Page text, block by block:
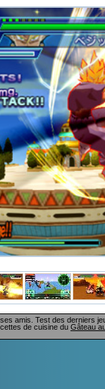
amis. Test des derniers
de cuisine du Gâteau